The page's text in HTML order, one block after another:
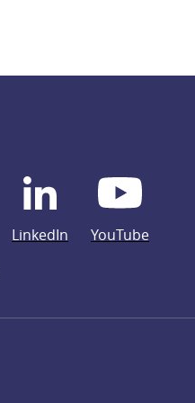
LinkedIn
YouTube